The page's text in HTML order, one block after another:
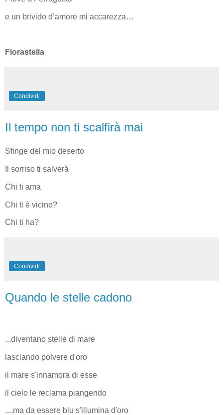
e un brivido d’amore mi accarezza…
Florastella
Condividi
Il tempo non ti scalfirà mai
Sfinge del mio deserto
Il sorriso ti salverà
Chi ti ama
Chi ti è vicino?
Chi ti ha?
Condividi
Quando le stelle cadono
...diventano stelle di mare
lasciando polvere d'oro
il mare s'innamora di esse
il cielo le reclama piangendo
....ma da essere blu s'illumina d'oro